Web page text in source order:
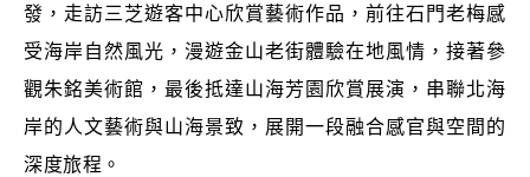
發，走訪三芝遊客中心欣賞藝術作品，前往石門老梅感
受海岸自然風光，漫遊金山老街體驗在地風情，接著參
觀朱銘美術館，最後抵達山海芳園欣賞展演，串聯北海
岸的人文藝術與山海景致，展開一段融合感官與空間的
深度旅程。